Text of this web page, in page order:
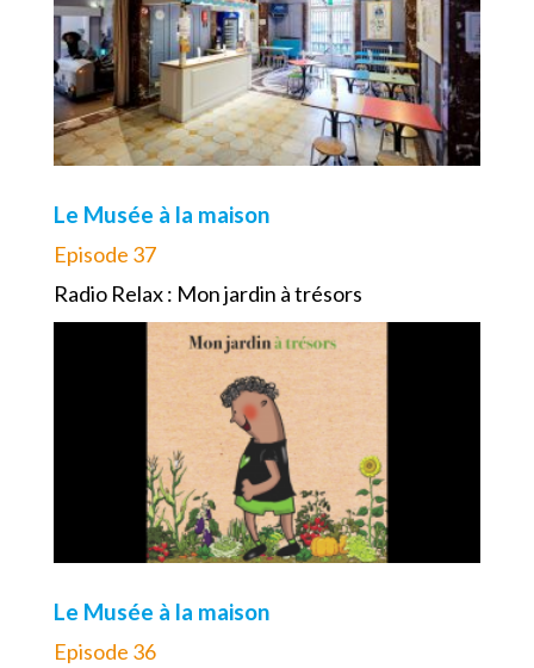
Le Musée à la maison
Episode 37
Radio Relax : Mon jardin à trésors
Le Musée à la maison
Episode 36